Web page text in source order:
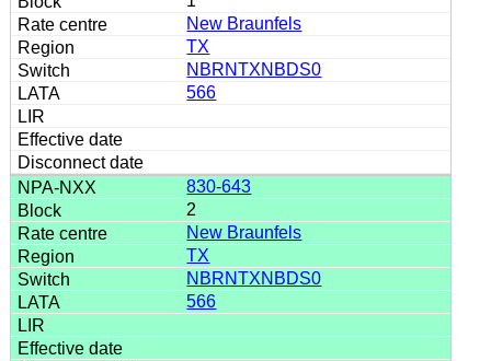
New Braunfels
TX
NBRNTXNBDS0
566
830-643
2
New Braunfels
TX
NBRNTXNBDS0
566